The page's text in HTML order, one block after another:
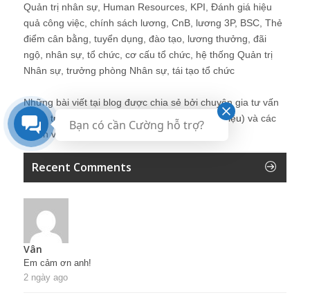
Quản trị nhân sự, Human Resources, KPI, Đánh giá hiệu
quả công việc, chính sách lương, CnB, lương 3P, BSC, Thẻ
điểm cân bằng, tuyển dụng, đào tạo, lương thưởng, đãi
ngộ, nhân sự, tổ chức, cơ cấu tổ chức, hệ thống Quản trị
Nhân sự, trưởng phòng Nhân sự, tái tạo tổ chức
Những bài viết tại blog được chia sẻ bởi chuyên gia tư vấn
Quản trị Nhân sự Nguyễn Hùng Cường (
giới thiệu) và các
thành viên khác trong cộng đồng Nhân sự.
Recent Comments
Vân
Em cảm ơn anh!
2 ngày ago
Bạn có cần Cường hỗ trợ?